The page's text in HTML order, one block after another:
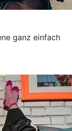
ganz einfach